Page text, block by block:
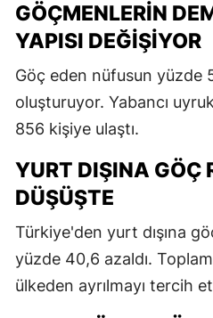
GÖÇMENLERIN
YAPISI DEĞIŞIYOR
Göç eden nüfusun yüzde
oluşturuyor. Yabancı
856 kişiye ulaştı.
YURT DIŞINA GÖÇ
DÜŞÜŞTE
Türkiye'den yurt dışına
yüzde 40,6 azaldı.
ülkeden ayrılmayı tercih